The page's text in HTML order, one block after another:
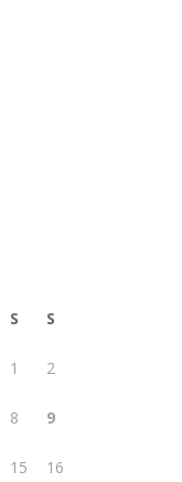
S S
1 2
8 9
15 16